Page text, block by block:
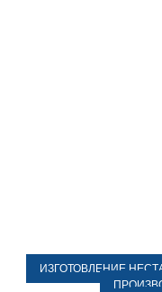
ИЗГОТОВЛЕНИЕ